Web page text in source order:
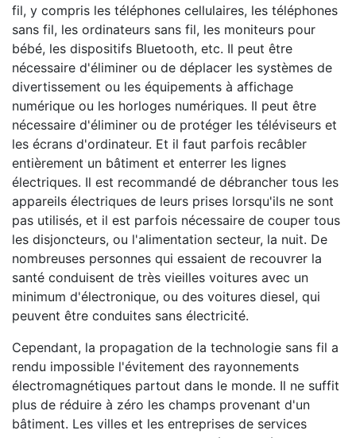
fil, y compris les téléphones cellulaires, les téléphones
sans fil, les ordinateurs sans fil, les moniteurs pour
bébé, les dispositifs Bluetooth, etc. Il peut être
nécessaire d'éliminer ou de déplacer les systèmes de
divertissement ou les équipements à affichage
numérique ou les horloges numériques. Il peut être
nécessaire d'éliminer ou de protéger les téléviseurs et
les écrans d'ordinateur. Et il faut parfois recâbler
entièrement un bâtiment et enterrer les lignes
électriques. Il est recommandé de débrancher tous les
appareils électriques de leurs prises lorsqu'ils ne sont
pas utilisés, et il est parfois nécessaire de couper tous
les disjoncteurs, ou l'alimentation secteur, la nuit. De
nombreuses personnes qui essaient de recouvrer la
santé conduisent de très vieilles voitures avec un
minimum d'électronique, ou des voitures diesel, qui
peuvent être conduites sans électricité.
Cependant, la propagation de la technologie sans fil a
rendu impossible l'évitement des rayonnements
électromagnétiques partout dans le monde. Il ne suffit
plus de réduire à zéro les champs provenant d'un
bâtiment. Les villes et les entreprises de services